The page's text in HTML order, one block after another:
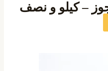
– كيلو و نصف